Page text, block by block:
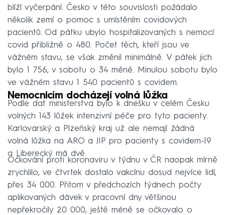
blíží vyčerpání. Česko v této souvislosti požádalo
několik zemí o pomoc s umístěním covidových
pacientů. Od pátku ubylo hospitalizovaných s nemocí
covid přibližně o 480. Počet těch, kteří jsou ve
vážném stavu, se však změnil minimálně. V pátek jich
bylo 1 756, v sobotu o 34 méně. Minulou sobotu bylo
ve vážném stavu 1 540 pacientů s covidem.
Nemocnicím docházejí volná lůžka
Podle dat ministerstva bylo k dnešku v celém Česku
volných 143 lůžek intenzivní péče pro tyto pacienty.
Karlovarský a Plzeňský kraj už ale nemají žádná
volná lůžka na ARO a JIP pro pacienty s covidem-19
a Liberecký má dvě.
Očkování proti koronaviru v týdnu v ČR naopak mírně
zrychlilo, ve čtvrtek dostalo vakcínu dosud nejvíce lidí,
přes 34 000. Přitom v předchozích týdnech počty
aplikovaných dávek v pracovní dny většinou
nepřekročily 20 000, ještě méně se očkovalo o